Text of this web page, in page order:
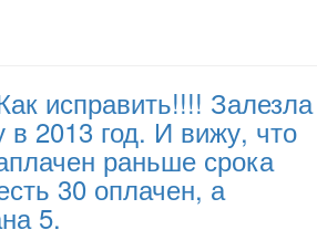
исправить!!!! Залезла
в 2013 год. И вижу, что
раньше срока
30 оплачен, а
5.